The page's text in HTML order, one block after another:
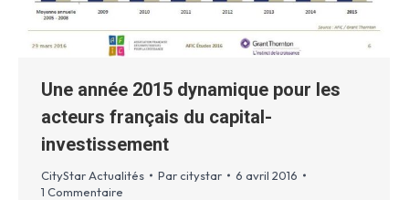
Une année 2015 dynamique pour les
acteurs français du capital-
investissement
CityStar Actualités Par citystar
6 avril 2016
1 Commentaire